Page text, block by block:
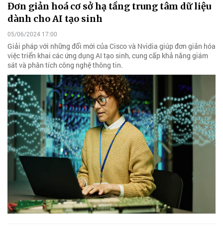
Đơn giản hoá cơ sở hạ tầng trung tâm dữ liệu
dành cho AI tạo sinh
05/06/2024 17:00
Giải pháp với những đổi mới của Cisco và Nvidia giúp đơn giản hóa
việc triển khai các ứng dụng AI tạo sinh, cung cấp khả năng giám
sát và phân tích công nghệ thông tin.